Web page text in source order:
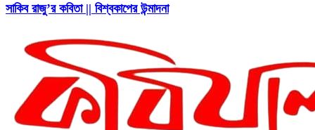
সাকিব রাজু’র কবিতা || বিশ্বকাপের উন্মাদনা